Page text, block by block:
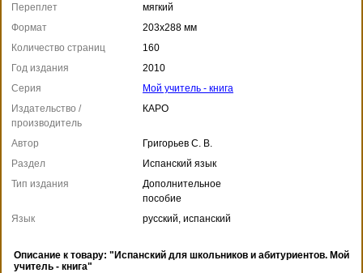
Переплет
мягкий
Формат
203х288 мм
Количество страниц
160
Год издания
2010
Серия
Мой учитель - книга
Издательство /
производитель
КАРО
Автор
Григорьев С. В.
Раздел
Испанский язык
Тип издания
Дополнительное
пособие
Язык
русский, испанский
Описание к товару: "Испанский для школьников и абитуриентов. Мой
учитель - книга"